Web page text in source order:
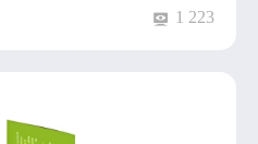
1 223